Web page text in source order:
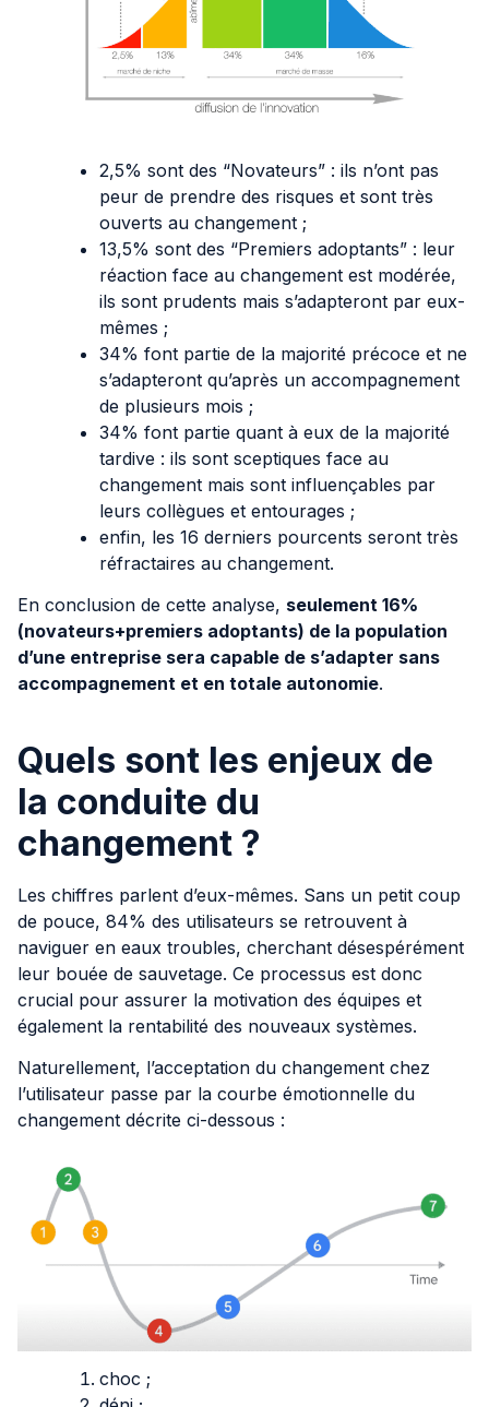
2,5% sont des “Novateurs” : ils n’ont pas
peur de prendre des risques et sont très
ouverts au changement ;
13,5% sont des “Premiers adoptants” : leur
réaction face au changement est modérée,
ils sont prudents mais s’adapteront par eux-
mêmes ;
34% font partie de la majorité précoce et ne
s’adapteront qu’après un accompagnement
de plusieurs mois ;
34% font partie quant à eux de la majorité
tardive : ils sont sceptiques face au
changement mais sont influençables par
leurs collègues et entourages ;
enfin, les 16 derniers pourcents seront très
réfractaires au changement.
En conclusion de cette analyse, seulement 16%
(novateurs+premiers adoptants) de la population
d’une entreprise sera capable de s’adapter sans
accompagnement et en totale autonomie.
Quels sont les enjeux de
la conduite du
changement ?
Les chiffres parlent d’eux-mêmes. Sans un petit coup
de pouce, 84% des utilisateurs se retrouvent à
naviguer en eaux troubles, cherchant désespérément
leur bouée de sauvetage. Ce processus est donc
crucial pour assurer la motivation des équipes et
également la rentabilité des nouveaux systèmes.
Naturellement, l’acceptation du changement chez
l’utilisateur passe par la courbe émotionnelle du
changement décrite ci-dessous :
choc ;